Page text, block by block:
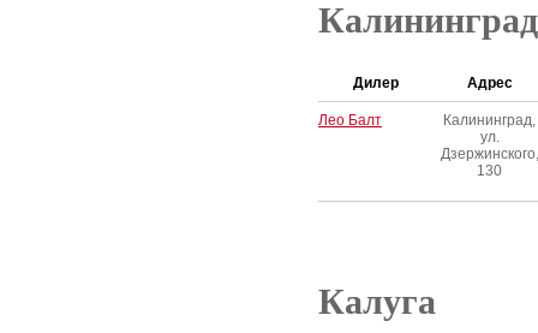
Калининград
Дилер Адрес
Лео Балт
Калининград,
ул.
Дзержинского,
130
Калуга